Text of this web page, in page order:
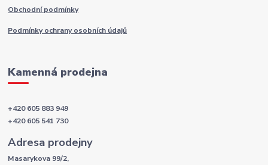
Obchodní podmínky
Podmínky ochrany osobních údajů
Kamenná prodejna
+420 605 883 949
+420 605 541 730
Adresa prodejny
Masarykova 99/2,